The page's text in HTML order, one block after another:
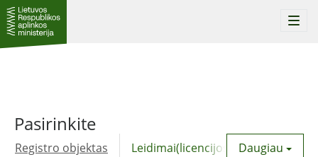
Pasirinkite
Registro objektas Leidimai(licencijos) Daugiau